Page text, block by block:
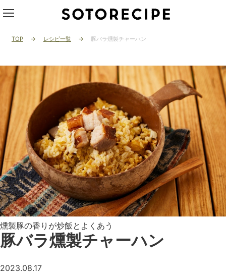
TOP レシピ一覧 豚バラ燻製チャーハン
燻製豚の香りが炒飯とよくあう
豚バラ燻製チャーハン
2023.08.17